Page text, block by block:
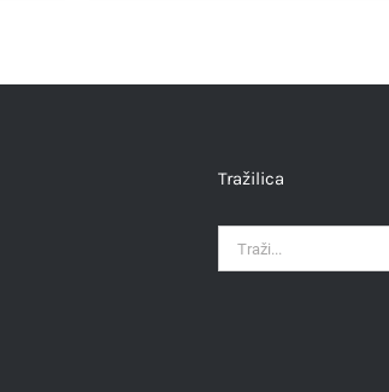
Tražilica
Traži...